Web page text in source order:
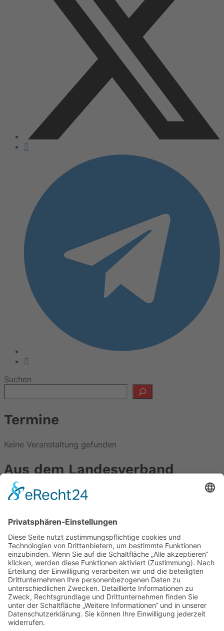
Suchen
Termine
Keine Veranstaltung gefunden
Aus dem Landesverband
Urteil zum Verkehrswende Volksbegehren
6. Juli 2026
3. Juli 2026
Black-Rot Reform ist größter Angriff auf den Sozialstaat
3. Juli 2026
Neueste Beiträge
Korbach: für eine soziale, gerechte und nachhaltige
Politik in Korbach
Gemeinsamer Erfolg in Waldeck – Waldeck